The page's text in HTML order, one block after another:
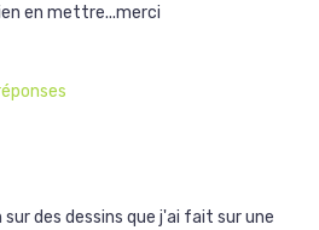
en mettre...merci
des dessins que j'ai fait sur une